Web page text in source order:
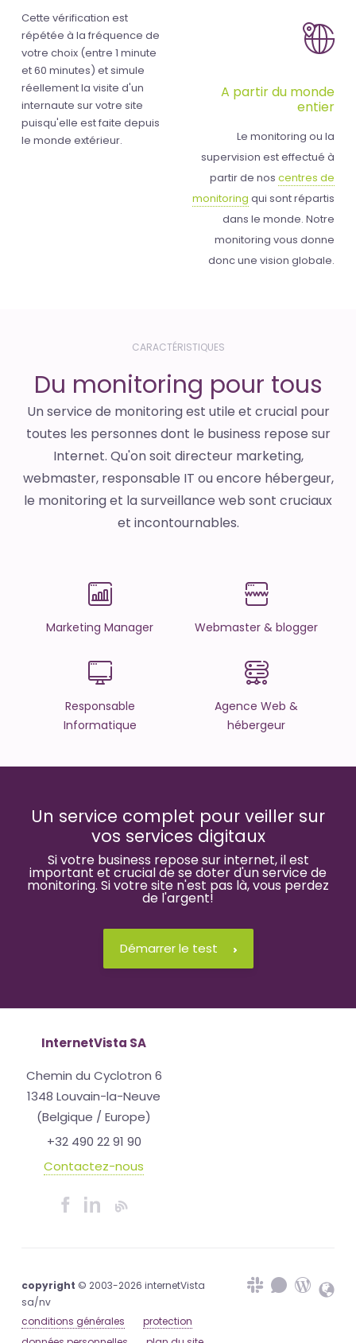
Cette vérification est
répétée à la fréquence de
votre choix (entre 1 minute
et 60 minutes) et simule
réellement la visite d'un
internaute sur votre site
puisqu'elle est faite depuis
le monde extérieur.
A partir du monde
entier
Le monitoring ou la
supervision est effectué à
partir de nos centres de
monitoring qui sont répartis
dans le monde. Notre
monitoring vous donne
donc une vision globale.
CARACTÉRISTIQUES
Du monitoring pour tous
Un service de monitoring est utile et crucial pour
toutes les personnes dont le business repose sur
Internet. Qu'on soit directeur marketing,
webmaster, responsable IT ou encore hébergeur,
le monitoring et la surveillance web sont cruciaux
et incontournables.
Marketing Manager Webmaster & blogger
Responsable
Informatique
Agence Web &
hébergeur
Un service complet pour veiller sur
vos services digitaux
Si votre business repose sur internet, il est
important et crucial de se doter d'un service de
monitoring. Si votre site n'est pas là, vous perdez
de l'argent!
Démarrer le test
InternetVista SA
Chemin du Cyclotron 6
1348 Louvain-la-Neuve
(Belgique / Europe)
+32 490 22 91 90
Contactez-nous
copyright © 2003-2026 internetVista
sa/nv
conditions générales
protection